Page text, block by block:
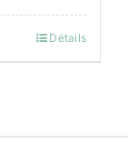
Détails